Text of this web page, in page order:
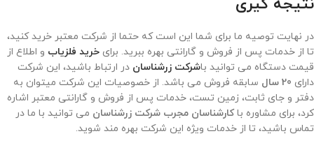
نتیجه گیری
در نهایت توصیه ما برای شما این است که حتما از شرکت معتبر خرید کنید،
تا از خدمات پس از فروش و گارانتی بهره ببرید. برای خرید فلزیاب و اطلاع از
قیمت دستگاه می توانید باشرکت زرشناسان در ارتباط باشید، این شرکت
دارای 20 سال
سابقه فروش می باشد. از خصوصیات این شرکت میتوان به
دفتر و جای ثابت، زمین تست، خدمات پس از فروش و گارانتی معتبر اشاره
کرد، برای مشاوره باکارشناسان مجرب شرکت زرشناسان می توانید با ما در
تماس باشید، تا از خدمات ویژه این شرکت بهره مند شوید.